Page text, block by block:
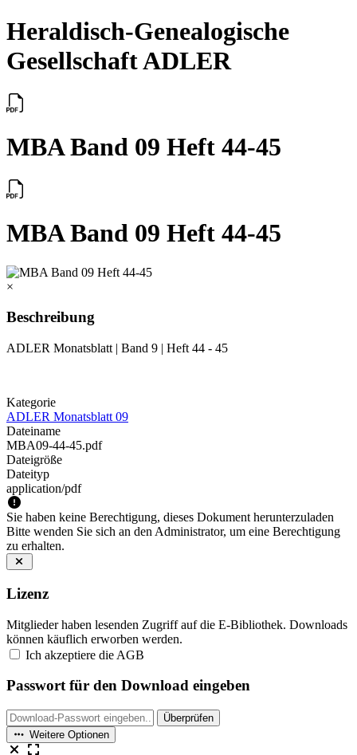
Heraldisch-Genealogische
Gesellschaft ADLER
MBA Band 09 Heft 44-45
MBA Band 09 Heft 44-45
×
Beschreibung
ADLER Monatsblatt | Band 9 | Heft 44 - 45
Kategorie
ADLER Monatsblatt 09
Dateiname
MBA09-44-45.pdf
Dateigröße
Dateityp
application/pdf
Sie haben keine Berechtigung, dieses Dokument herunterzuladen
Bitte wenden Sie sich an den Administrator, um eine Berechtigung
zu erhalten.
Lizenz
Mitglieder haben lesenden Zugriff auf die E-Bibliothek. Downloads
können käuflich erworben werden.
Ich akzeptiere die AGB
Passwort für den Download eingeben
Überprüfen
Weitere Optionen